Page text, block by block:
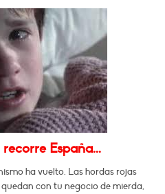
España...
ha vuelto. Las hordas rojas
con tu negocio de mierda,